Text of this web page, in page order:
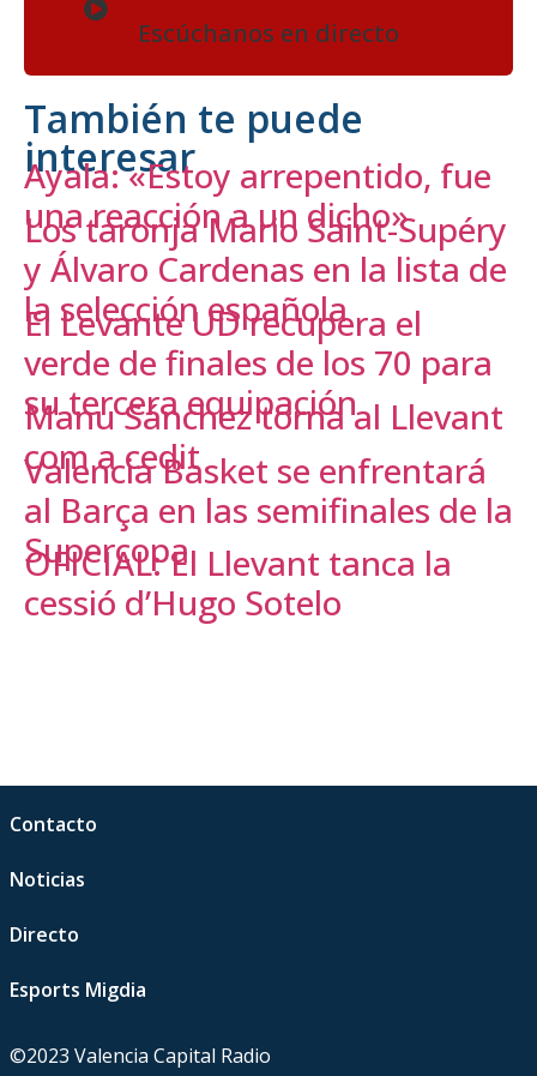
Escúchanos en directo
También te puede
interesar
Ayala: «Estoy arrepentido, fue
una reacción a un dicho»
Los taronja Mario Saint-Supéry
y Álvaro Cardenas en la lista de
la selección española
El Levante UD recupera el
verde de finales de los 70 para
su tercera equipación
Manu Sánchez torna al Llevant
com a cedit
Valencia Basket se enfrentará
al Barça en las semifinales de la
Supercopa
OFICIAL: El Llevant tanca la
cessió d’Hugo Sotelo
Contacto
Noticias
Directo
Esports Migdia
©2023 Valencia Capital Radio